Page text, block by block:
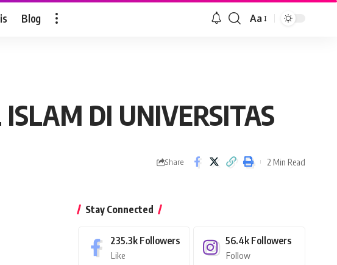
Blog
Font
Aa
DI UNIVERSITAS
Share 2 Min Read
Stay Connected
235.3k Followers
Like
56.4k Followers
Follow